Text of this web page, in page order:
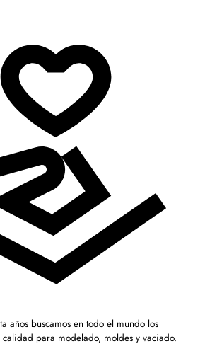
años buscamos en todo el mundo los
para modelado, moldes y vaciado.